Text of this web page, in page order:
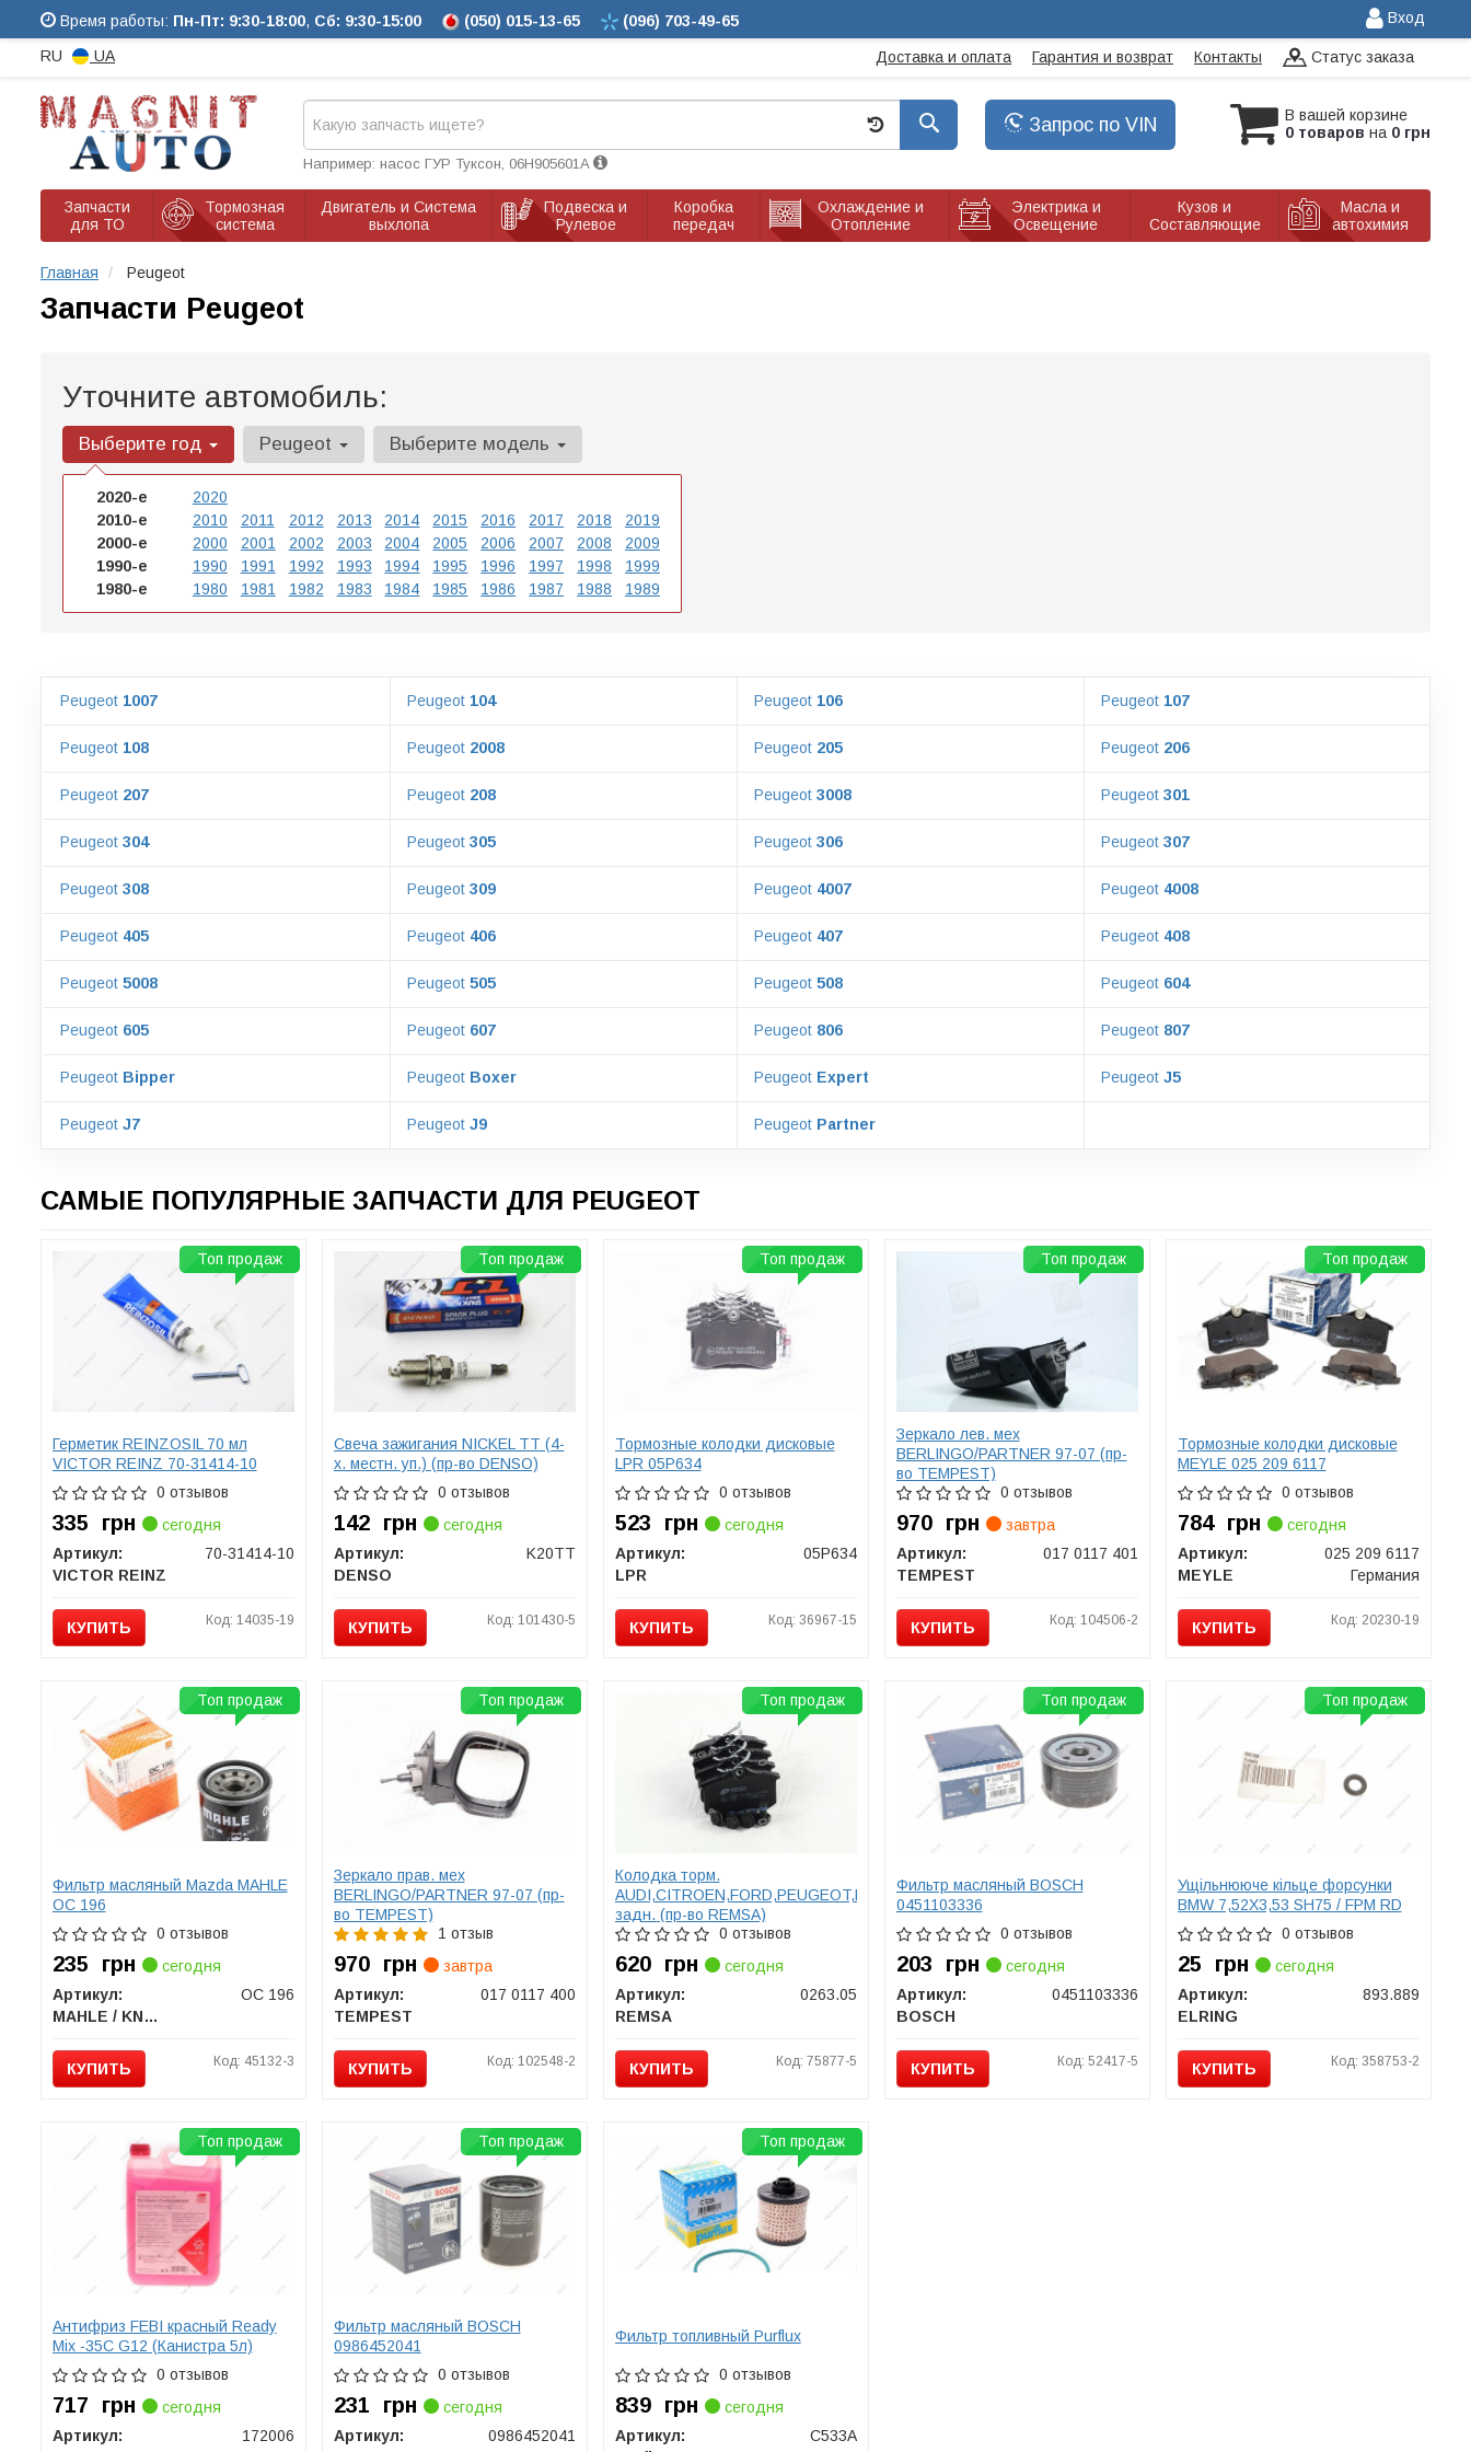
Время работы: Пн-Пт: 9:30-18:00, Сб: 9:30-15:00 (050) 015-13-65 (096) 703-49-65 Вход
RU UA Доставка и оплата Гарантия и возврат Контакты Статус заказа
В вашей корзине
0 товаров на 0 грн
Запрос по VIN
Например: насос ГУР Туксон, 06H905601A
Запчасти
для ТО
Тормозная
система
Двигатель и Система
выхлопа
Подвеска и
Рулевое
Коробка
передач
Охлаждение и
Отопление
Электрика и
Освещение
Кузов и
Составляющие
Масла и
автохимия
Главная Peugeot
Запчасти Peugeot
Уточните автомобиль:
Выберите год
2020-е
2020
2010-е
2010 2011 2012 2013 2014 2015 2016 2017 2018
2019
2000-е
2000 2001 2002 2003 2004 2005 2006 2007 2008
2009
1990-е
1990 1991 1992 1993 1994 1995 1996 1997 1998
1999
1980-е
1980 1981 1982 1983 1984 1985 1986 1987 1988 1989
Peugeot Выберите модель
Peugeot 1007 Peugeot 104 Peugeot 106 Peugeot 107
Peugeot 108 Peugeot 2008 Peugeot 205 Peugeot 206
Peugeot 207 Peugeot 208 Peugeot 3008 Peugeot 301
Peugeot 304 Peugeot 305 Peugeot 306 Peugeot 307
Peugeot 308 Peugeot 309 Peugeot 4007 Peugeot 4008
Peugeot 405 Peugeot 406 Peugeot 407 Peugeot 408
Peugeot 5008 Peugeot 505 Peugeot 508 Peugeot 604
Peugeot 605 Peugeot 607 Peugeot 806 Peugeot 807
Peugeot Bipper Peugeot Boxer Peugeot Expert Peugeot J5
Peugeot J7 Peugeot J9 Peugeot Partner
САМЫЕ ПОПУЛЯРНЫЕ ЗАПЧАСТИ ДЛЯ PEUGEOT
Герметик REINZOSIL 70 мл
VICTOR REINZ 70-31414-10
0 отзывов
335 грн
сегодня
Артикул:
70-31414-10
VICTOR REINZ
КУПИТЬ Код: 14035-19
Топ продаж
Свеча зажигания NICKEL TT (4-
х. местн. уп.) (пр-во DENSO)
0 отзывов
142 грн
сегодня
Артикул:
K20TT
DENSO
КУПИТЬ Код: 101430-5
Топ продаж
Тормозные колодки дисковые
LPR 05P634
0 отзывов
523 грн
сегодня
Артикул:
05P634
LPR
КУПИТЬ Код: 36967-15
Топ продаж
Зеркало лев. мех
BERLINGO/PARTNER 97-07 (пр-
во TEMPEST)
0 отзывов
970 грн
завтра
Артикул:
017 0117 401
TEMPEST
КУПИТЬ Код: 104506-2
Топ продаж
Тормозные колодки дисковые
MEYLE 025 209 6117
0 отзывов
784 грн
сегодня
Артикул:
025 209 6117
MEYLE
Германия
КУПИТЬ Код: 20230-19
Топ продаж
Фильтр масляный Mazda MAHLE
OC 196
0 отзывов
235 грн
сегодня
Артикул:
OC 196
MAHLE / KNECHT
КУПИТЬ Код: 45132-3
Топ продаж
Зеркало прав. мех
BERLINGO/PARTNER 97-07 (пр-
во TEMPEST)
1 отзыв
970 грн
завтра
Артикул:
017 0117 400
TEMPEST
КУПИТЬ Код: 102548-2
Топ продаж
Колодка торм.
AUDI,CITROEN,FORD,PEUGEOT,RENAULT,SEAT,SKODA,VW
задн. (пр-во REMSA)
0 отзывов
620 грн
сегодня
Артикул:
0263.05
REMSA
КУПИТЬ Код: 75877-5
Топ продаж
Фильтр масляный BOSCH
0451103336
0 отзывов
203 грн
сегодня
Артикул:
0451103336
BOSCH
КУПИТЬ Код: 52417-5
Топ продаж
Ущільнююче кільце форсунки
BMW 7,52X3,53 SH75 / FPM RD
0 отзывов
25 грн
сегодня
Артикул:
893.889
ELRING
КУПИТЬ Код: 358753-2
Топ продаж
Антифриз FEBI красный Ready
Mix -35C G12 (Канистра 5л)
0 отзывов
717 грн
сегодня
Артикул:
172006
Топ продаж
Фильтр масляный BOSCH
0986452041
0 отзывов
231 грн
сегодня
Артикул:
0986452041
Топ продаж
Фильтр топливный Purflux
0 отзывов
839 грн
сегодня
Артикул:
C533A
Топ продаж